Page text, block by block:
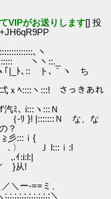
VIPがお送りします[] 投
､ヽ
ヽ::._
:: ト､｀ヽ ち
::::ヽ:::! さっきあれ
i:::ヽ:::Ｎ
}! |:::::::Ｎ な、な
？
:::ｉ{
Ｊ l:::ｉ:l
ｲ:i:l:|
}从!
ミ、
＼